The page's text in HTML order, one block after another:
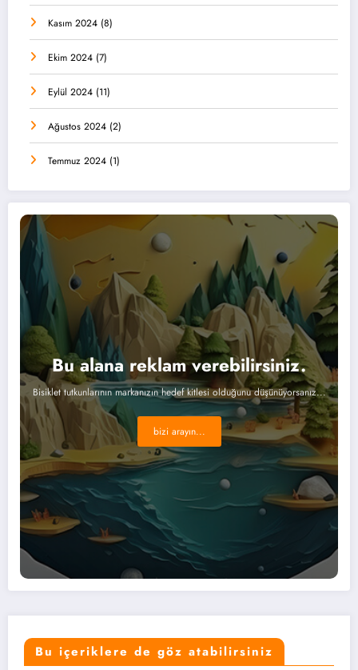
Kasım 2024 (8)
Ekim 2024 (7)
Eylül 2024 (11)
Ağustos 2024 (2)
Temmuz 2024 (1)
Bu alana reklam verebilirsiniz.
Bisiklet tutkunlarının markanızın hedef kitlesi olduğunu düşünüyorsanız...
bizi arayın...
Bu içeriklere de göz atabilirsiniz